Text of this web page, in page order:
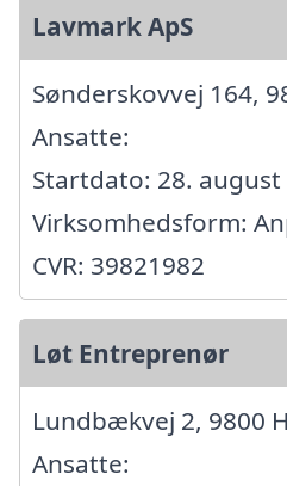
Lavmark ApS
Sønderskovvej 164,
Ansatte:
Startdato: 28. august
Virksomhedsform:
CVR: 39821982
Løt Entreprenør
Lundbækvej 2, 9800
Ansatte: